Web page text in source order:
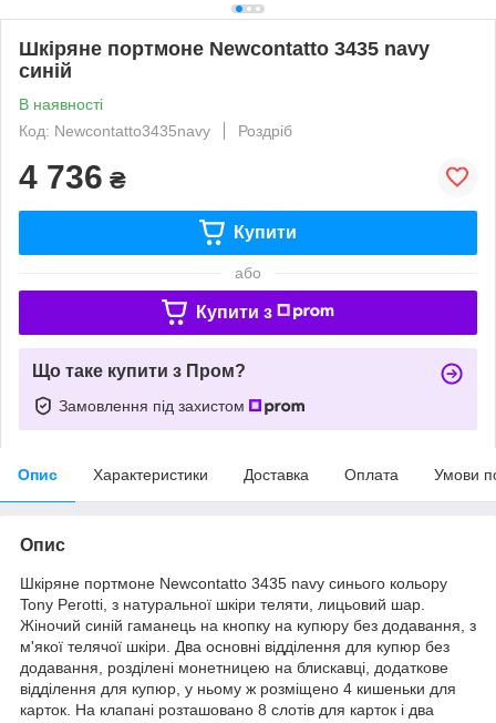
Шкіряне портмоне Newcontatto 3435 navy
синій
В наявності
Код: Newcontatto3435navy
Роздріб
4 736 ₴
Купити
або
Купити з
Що таке купити з Пром?
Замовлення під захистом
Опис Характеристики Доставка Оплата Умови
Опис
Шкіряне портмоне Newcontatto 3435 navy синього кольору
Tony Perotti, з натуральної шкіри теляти, лицьовий шар.
Жіночий синій гаманець на кнопку на купюру без додавання, з
м'якої телячої шкіри. Два основні відділення для купюр без
додавання, розділені монетницею на блискавці, додаткове
відділення для купюр, у ньому ж розміщено 4 кишеньки для
карток. На клапані розташовано 8 слотів для карток і два